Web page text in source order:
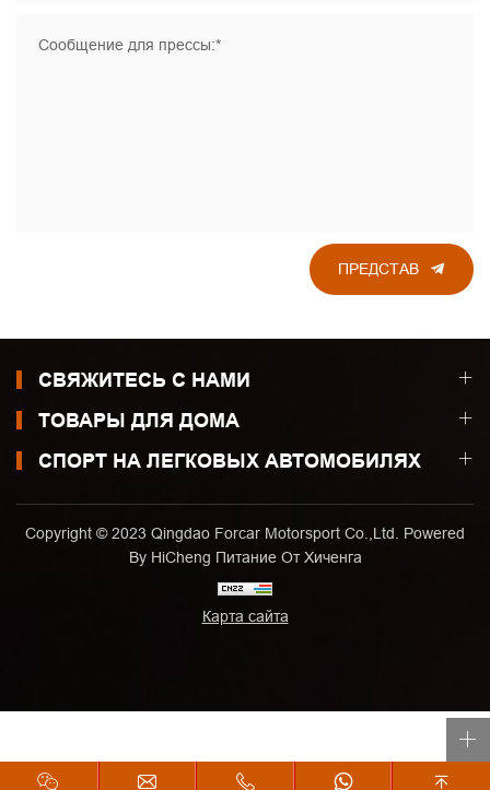
Сообщение для прессы:*
ПРЕДСТАВ
СВЯЖИТЕСЬ С НАМИ
ТОВАРЫ ДЛЯ ДОМА
СПОРТ НА ЛЕГКОВЫХ АВТОМОБИЛЯХ
Copyright © 2023 Qingdao Forcar Motorsport Co.,Ltd. Powered
By HiCheng Питание От Хиченга
Карта сайта